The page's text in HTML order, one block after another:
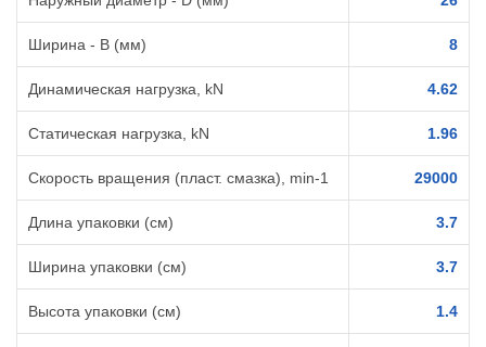
Ширина - B (мм) 8
Динамическая нагрузка, kN 4.62
Статическая нагрузка, kN 1.96
Скорость вращения (пласт. смазка), min-1 29000
Длина упаковки (см) 3.7
Ширина упаковки (см) 3.7
Высота упаковки (см) 1.4